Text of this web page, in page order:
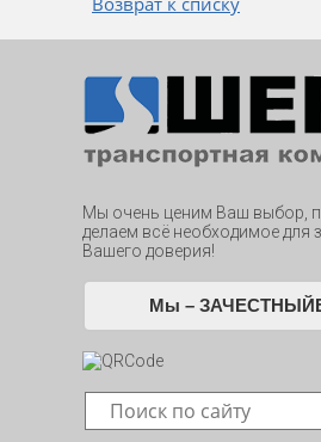
Мы очень ценим Ваш выбор,
делаем всё необходимое для
Вашего доверия!
Мы –